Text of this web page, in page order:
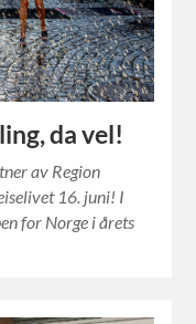
da vel!
av Region
16. juni! I
for Norge i årets